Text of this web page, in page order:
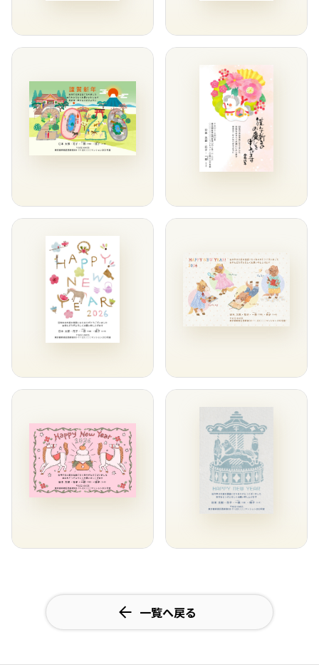
一覧へ戻る